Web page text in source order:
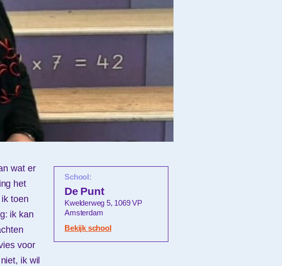
wat er
het
toen
ik kan
voor
ik wil
School:
De Punt
Kwelderweg 5, 1069 VP
Amsterdam
Bekijk school